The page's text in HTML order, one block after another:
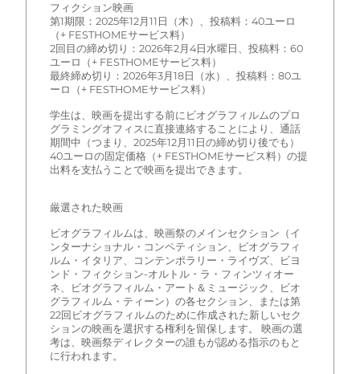
フィクション映画
第1期限：2025年12月11日（木）、投稿料：40ユーロ
（+ FESTHOMEサービス料）
2回目の締め切り：2026年2月4日水曜日、投稿料：60
ユーロ（+ FESTHOMEサービス料）
最終締め切り：2026年3月18日（水）、投稿料：80ユ
ーロ（+ FESTHOMEサービス料）
学生は、映画を提出する前にビオグラフィルムのプロ
グラミングオフィスに直接連絡することにより、通話
期間中（つまり、2025年12月11日の締め切り後でも）
40ユーロの固定価格（+ FESTHOMEサービス料）の提
出料を支払うことで映画を提出できます。
厳選された映画
ビオグラフィルムは、映画祭のメインセクション（イ
ンターナショナル・コンペティション、ビオグラフィ
ルム・イタリア、コンテンポラリー・ライヴズ、ビヨ
ンド・フィクション-オルトル・ラ・フィンツィオー
ネ、ビオグラフィルム・アート＆ミュージック、ビオ
グラフィルム・ティーン）の各セクション、または第
22回ビオグラフィルムのために作成された新しいセク
ションの映画を選択する権利を留保します。 映画の選
考は、映画祭ディレクターの誰もが認める指示のもと
に行われます。